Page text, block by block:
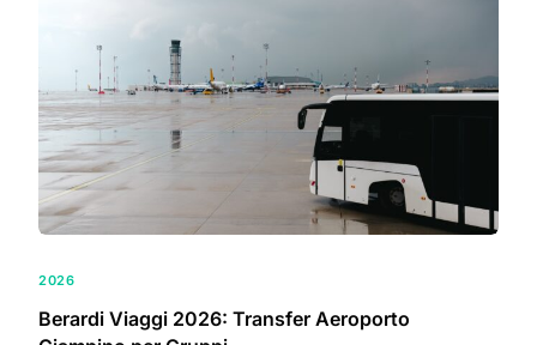
2026
Berardi Viaggi 2026: Transfer Aeroporto